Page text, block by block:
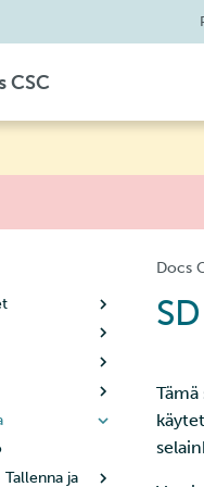
CSC
luominen
luominen
määrittäminen
luominen
datan
scp:llä
ja
Docs